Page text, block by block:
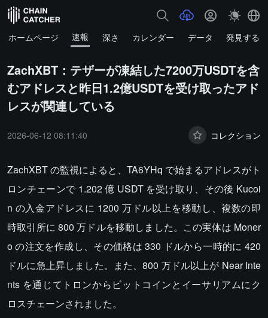
ホームページ 速報 深さ カレンダー データ 発見する
ZachXBT：テザーが凍結した7200万USDTを含
むアドレスと昨日1.2億USDTを受け取ったアド
レスが関連している
2026-06-12 08:11:40 コレクション
ZachXBT の監視によると、TA6YHq で始まるアドレスがト
ロンチェーンで 1.202 億 USDT を受け取り、その後 Kucoi
n の入金アドレスに 1200 万ドル以上を移動し、複数の即
時取引所に 800 万ドルを移動しました。この実体は Moner
o の注文を作成し、その価格は 330 ドルから一時的に 420
ドルに急上昇しました。また、800 万ドル以上が Near Inte
nts を通じてトロンからビットコインとイーサリアムにク
ロスチェーンされました。